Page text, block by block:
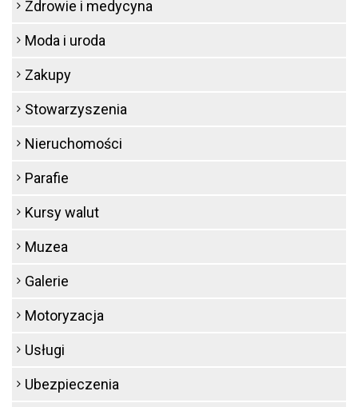
Zdrowie i medycyna
Moda i uroda
Zakupy
Stowarzyszenia
Nieruchomości
Parafie
Kursy walut
Muzea
Galerie
Motoryzacja
Usługi
Ubezpieczenia